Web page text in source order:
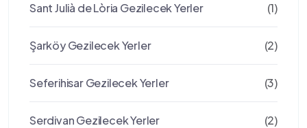
Sant Julià de Lòria Gezilecek Yerler (1)
Şarköy Gezilecek Yerler (2)
Seferihisar Gezilecek Yerler (3)
Serdivan Gezilecek Yerler (2)